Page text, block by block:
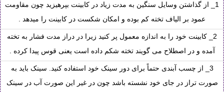
1_ از گذاشتن وسایل سنگین به مدت زیاد در کابینت بپرهیزید چون مقاومت
عمود بر الیاف تخته کم بوده و امکان شکست در کابینت را میدهد .
2_ کابینت خود را به اندازه معمول پر کنید زیرا در دراز مدت فشار به تخته
آمده و در اصطلاح می گویند تخته شکم داده است یعنی قوس پیدا کرده .
3_ از چسب آبندی حتماً برای دور سینک خود استفاده کنید. سینک باید به
صورت تراز در جای خود نشسته باشد چون در غیر این صورت آب در سینک